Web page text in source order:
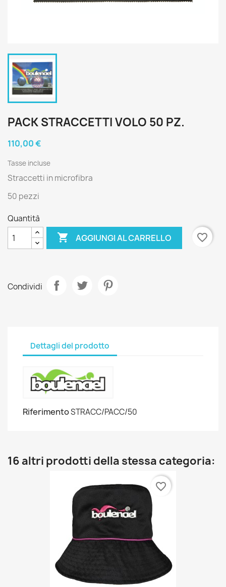
PACK STRACCETTI VOLO 50 PZ.
110,00 €
Tasse incluse
Straccetti in microfibra
50 pezzi
Quantità
 AGGIUNGI AL CARRELLO favorite_border
Condividi
Dettagli del prodotto
RiferimentoSTRACC/PACC/50
16 altri prodotti della stessa categoria:
favorite_border